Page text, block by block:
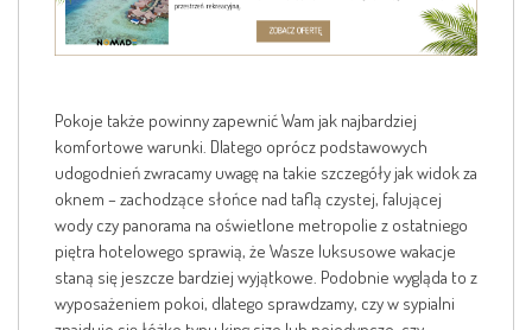
Pokoje także powinny zapewnić Wam jak najbardziej
komfortowe warunki. Dlatego oprócz podstawowych
udogodnień zwracamy uwagę na takie szczegóły jak widok za
oknem – zachodzące słońce nad taflą czystej, falującej
wody czy panorama na oświetlone metropolie z ostatniego
piętra hotelowego sprawią, że Wasze luksusowe wakacje
staną się jeszcze bardziej wyjątkowe. Podobnie wygląda to z
wyposażeniem pokoi, dlatego sprawdzamy, czy w sypialni